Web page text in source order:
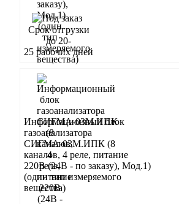
Срок отгрузки
до 20-
25 рабочих дней
Информационный блок
газоанализатора
СИГМА-03М.ИПК (8
каналов, 4 реле, питание
220В (24В - по заказу), Мод.1)
(один тип измеряемого
вещества)